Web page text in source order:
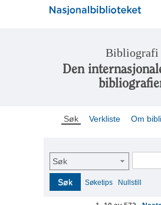
Bibliografi
Den
Søk Verkliste Om
Søk
Søk Søketips Nullstill